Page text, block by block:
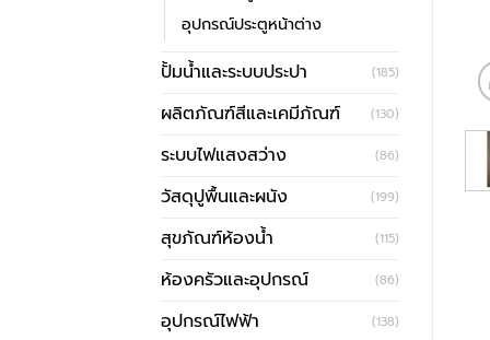
อุปกรณ์ประตูหน้าต่าง
ปั้มน้ำและระบบประปา (185)
ผลิตภัณฑ์สีและเคมีภัณฑ์ (130)
ระบบไฟแสงสว่าง (86)
วัสดุปูพื้นและผนัง (199)
สุขภัณฑ์ห้องน้ำ (115)
ห้องครัวและอุปกรณ์ (86)
อุปกรณ์ไฟฟ้า (138)